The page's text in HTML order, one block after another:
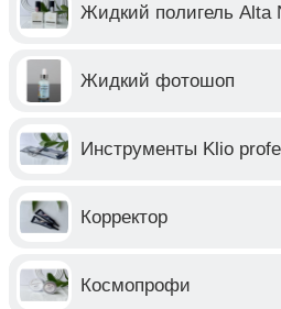
Жидкий полигель Alta
Жидкий фотошоп
Инструменты Klio
Корректор
Космопрофи